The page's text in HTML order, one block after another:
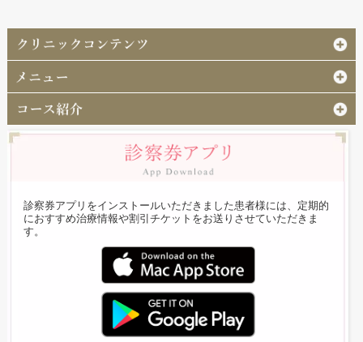
診察券アプリをインストールいただきました患者様には、定期的
におすすめ治療情報や割引チケットをお送りさせていただきま
す。